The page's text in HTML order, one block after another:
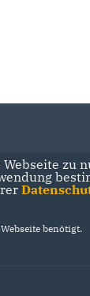
benötigt.